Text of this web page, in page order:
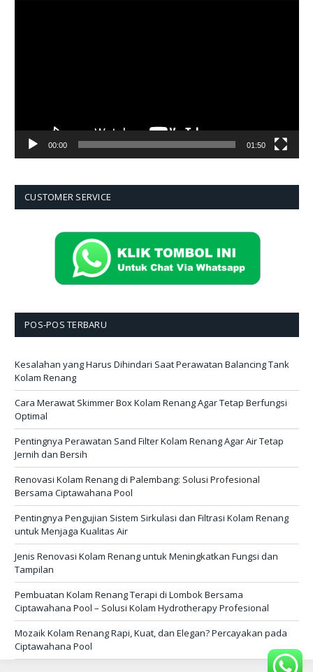
00:00 01:50
CUSTOMER SERVICE
POS-POS TERBARU
Kesalahan yang Harus Dihindari Saat Perawatan Balancing Tank
Kolam Renang
Cara Merawat Skimmer Box Kolam Renang Agar Tetap Berfungsi
Optimal
Pentingnya Perawatan Sand Filter Kolam Renang Agar Air Tetap
Jernih dan Bersih
Renovasi Kolam Renang di Palembang: Solusi Profesional
Bersama Ciptawahana Pool
Pentingnya Pengujian Sistem Sirkulasi dan Filtrasi Kolam Renang
untuk Menjaga Kualitas Air
Jenis Renovasi Kolam Renang untuk Meningkatkan Fungsi dan
Tampilan
Pembuatan Kolam Renang Terapi di Lombok Bersama
Ciptawahana Pool – Solusi Kolam Hydrotherapy Profesional
Mozaik Kolam Renang Rapi, Kuat, dan Elegan? Percayakan pada
Ciptawahana Pool